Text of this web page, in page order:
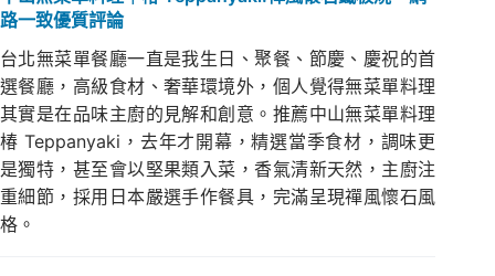
路一致優質評論
台北無菜單餐廳一直是我生日、聚餐、節慶、慶祝的首
選餐廳，高級食材、奢華環境外，個人覺得無菜單料理
其實是在品味主廚的見解和創意。推薦中山無菜單料理
椿 Teppanyaki，去年才開幕，精選當季食材，調味更
是獨特，甚至會以堅果類入菜，香氣清新天然，主廚注
重細節，採用日本嚴選手作餐具，完滿呈現禪風懷石風
格。